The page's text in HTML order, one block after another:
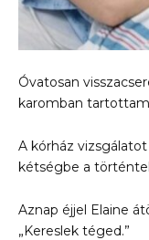
Óvatosan
karomban
A kórház
kétségbe a
Aznap éjjel Elaine
„Kereslek téged.”